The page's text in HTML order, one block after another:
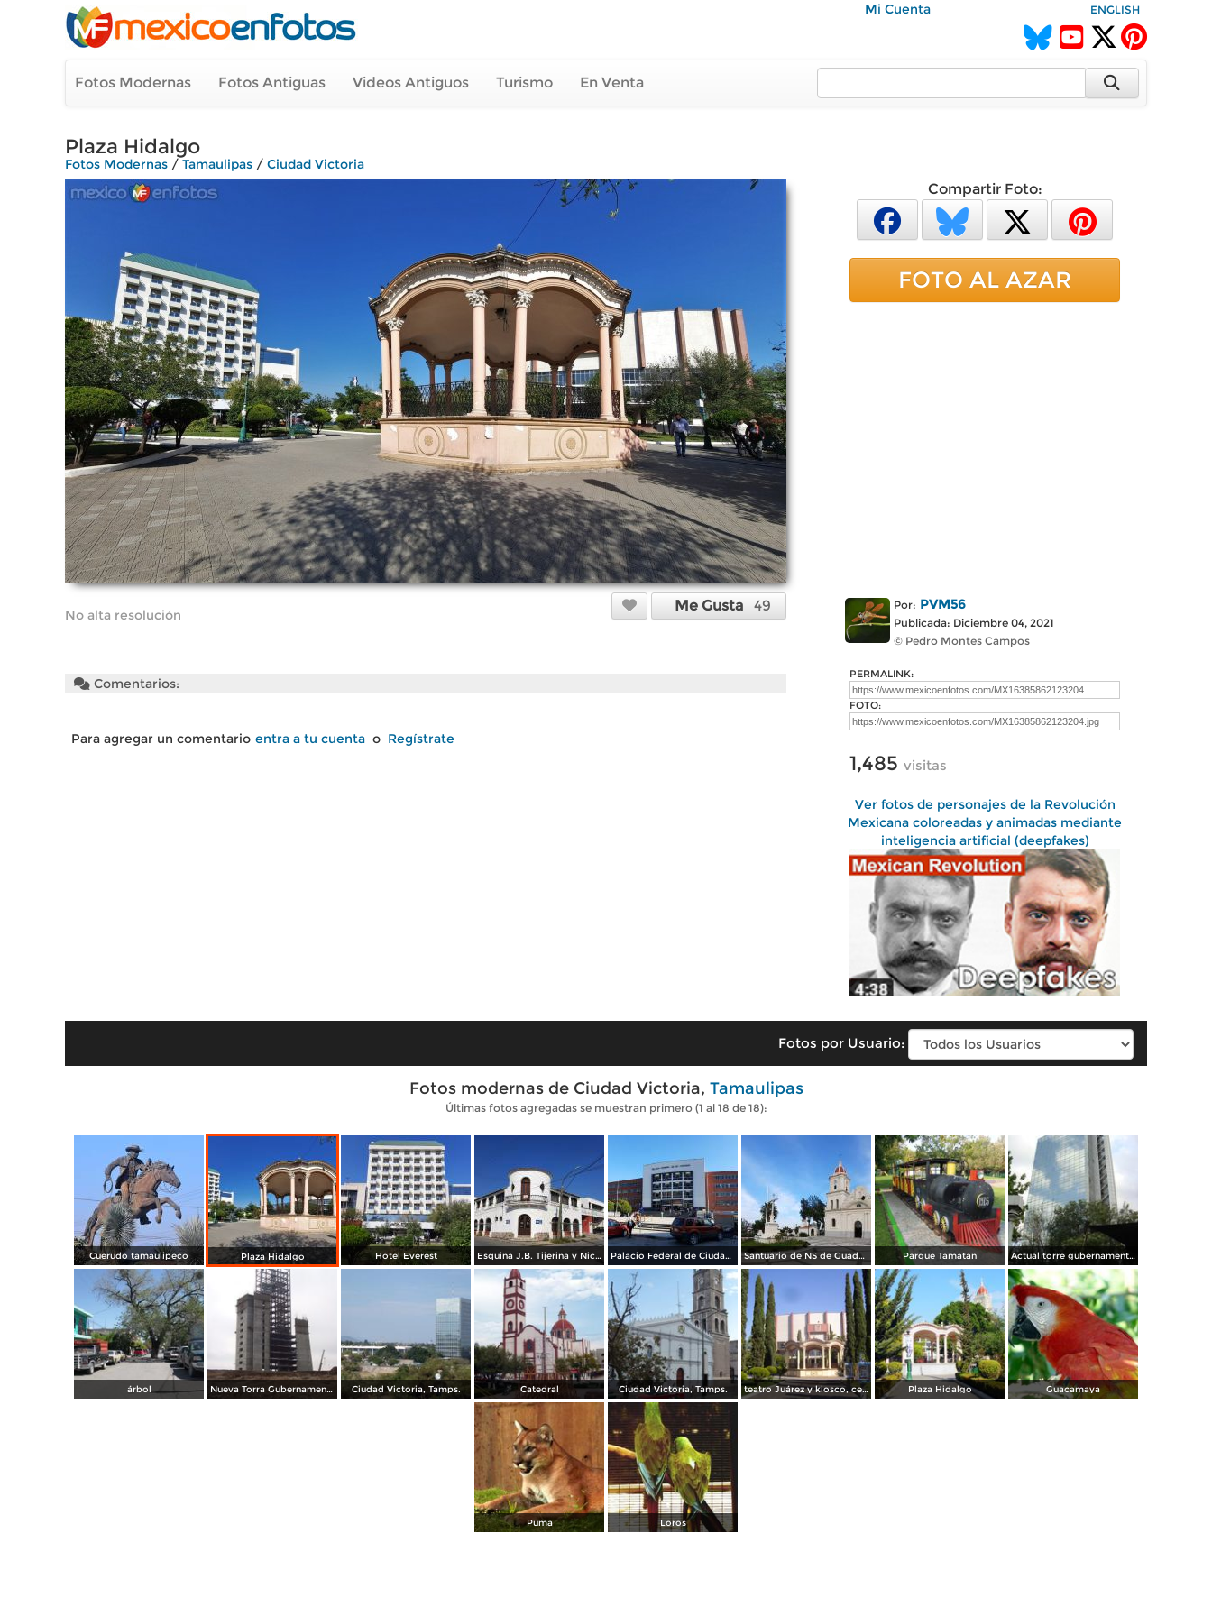
Mi Cuenta ENGLISH
Fotos Modernas Fotos Antiguas Videos Antiguos Turismo En Venta
Plaza Hidalgo
Fotos Modernas / Tamaulipas / Ciudad Victoria
No alta resolución
Me Gusta 49
Comentarios:
Para agregar un comentario entra a tu cuenta o Regístrate
Compartir Foto:
FOTO AL AZAR
Por: PVM56
Publicada: Diciembre 04, 2021
© Pedro Montes Campos
PERMALINK:
FOTO:
1,485 visitas
Ver fotos de personajes de la Revolución
Mexicana coloreadas y animadas mediante
inteligencia artificial (deepfakes)
Fotos por Usuario:
Fotos modernas de Ciudad Victoria, Tamaulipas
Últimas fotos agregadas se muestran primero (1 al 18 de 18):
Cuerudo tamaulipeco Plaza Hidalgo Hotel Everest Esquina J.B. Tijerina y Nicolás Bravo Palacio Federal de Ciudad Victoria Santuario de NS de Guadalupe Parque Tamatan Actual torre gubernamental desde el centro civico
árbol Nueva Torra Gubernamental en construcción Ciudad Victoria, Tamps. Catedral Ciudad Victoria, Tamps. teatro Juárez y kiosco, centro histórico Plaza Hidalgo Guacamaya
Puma Loros